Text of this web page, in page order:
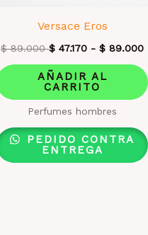
Versace Eros
$89.000 $ 47.170 - $ 89.000
AÑADIR AL
CARRITO
Perfumes hombres
PEDIDO CONTRA
ENTREGA